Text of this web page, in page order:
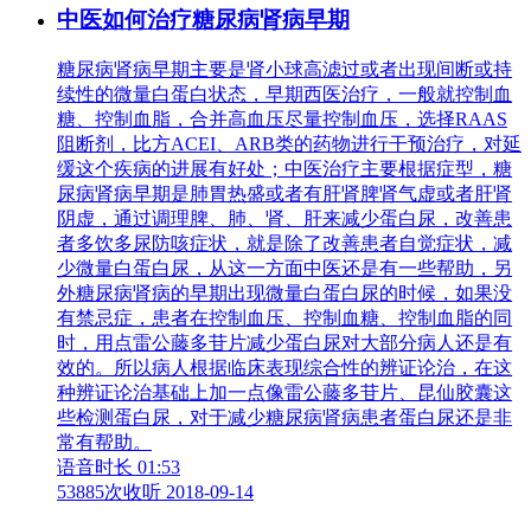
中医如何治疗糖尿病肾病早期
糖尿病肾病早期主要是肾小球高滤过或者出现间断或持
续性的微量白蛋白状态，早期西医治疗，一般就控制血
糖、控制血脂，合并高血压尽量控制血压，选择RAAS
阻断剂，比方ACEI、ARB类的药物进行干预治疗，对延
缓这个疾病的进展有好处；中医治疗主要根据症型，糖
尿病肾病早期是肺胃热盛或者有肝肾脾肾气虚或者肝肾
阴虚，通过调理脾、肺、肾、肝来减少蛋白尿，改善患
者多饮多尿防咳症状，就是除了改善患者自觉症状，减
少微量白蛋白尿，从这一方面中医还是有一些帮助，另
外糖尿病肾病的早期出现微量白蛋白尿的时候，如果没
有禁忌症，患者在控制血压、控制血糖、控制血脂的同
时，用点雷公藤多苷片减少蛋白尿对大部分病人还是有
效的。所以病人根据临床表现综合性的辨证论治，在这
种辨证论治基础上加一点像雷公藤多苷片、昆仙胶囊这
些检测蛋白尿，对于减少糖尿病肾病患者蛋白尿还是非
常有帮助。
语音时长 01:53
53885次收听 2018-09-14